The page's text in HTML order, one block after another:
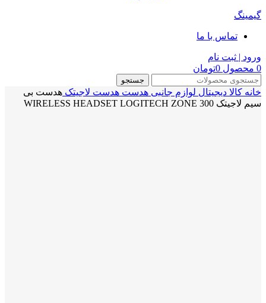
گیمینگ
تماس با ما
ورود | ثبت نام
0 محصول 0تومان
جستجو
خانه کالا دیجیتال لوازم جانبی هدست هدست لاجیتک هدست بی
سیم لاجیتک WIRELESS HEADSET LOGITECH ZONE 300